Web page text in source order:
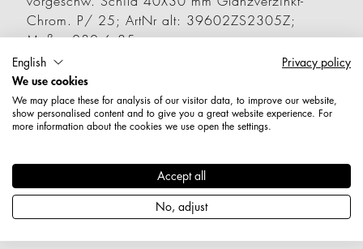
Chrom. P/ 25; ArtNr alt: 39602ZS2305Z;
Maße: 230 6,85
Artikelnummer: 1757200180114
Länge: 230 mm
Durchmesser / Stärke: 6,85 mm
Nettogewicht: 0,424 kg
English
Privacy policy
We use cookies
We may place these for analysis of our visitor data, to improve our website,
show personalised content and to give you a great website experience. For
more information about the cookies we use open the settings.
Accept all
No, adjust